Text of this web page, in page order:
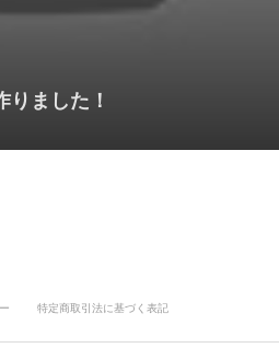
ました！
特定商取引法に基づく表記